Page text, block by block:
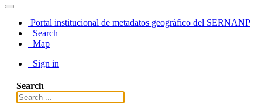
Portal institucional de metadatos geográfico del SERNANP
Search
Map
Sign in
Search